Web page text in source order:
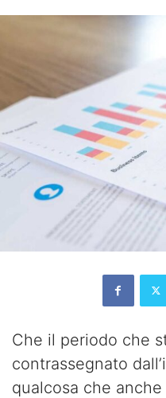
Che il periodo che
contrassegnato
qualcosa che